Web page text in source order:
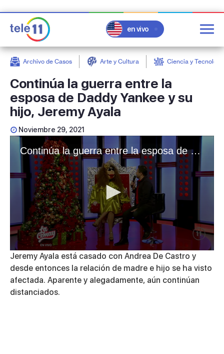
en vivo
Archivo de Casos Arte y Cultura Ciencia y
Continúa la guerra entre la
esposa de Daddy Yankee y su
hijo, Jeremy Ayala
Noviembre 29, 2021
Continúa la guerra entre la esposa de Daddy Yankee y su hijo, Jeremy Ayala
0
seconds
of
3
10
Jeremy Ayala está casado con Andrea De Castro y
desde entonces la relación de madre e hijo se ha visto
afectada. Aparente y alegadamente, aún continúan
distanciados.
post